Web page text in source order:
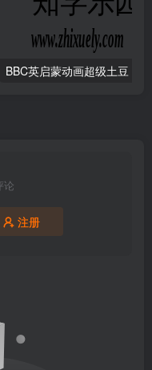
论
注册